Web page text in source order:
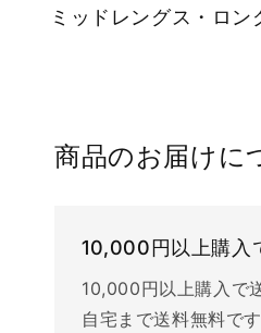
ミッドレングス・ロン
商品のお届けに
10,000円以上購入
10,000円以上購入で
自宅まで送料無料です